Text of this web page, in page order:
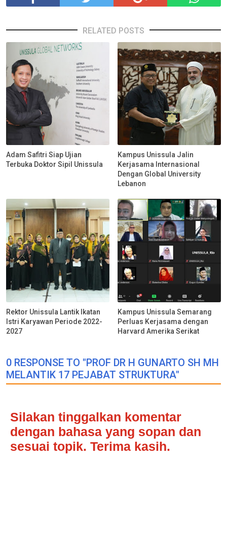
RELATED POSTS
Adam Safitri Siap Ujian
Terbuka Doktor Sipil Unissula
Kampus Unissula Jalin
Kerjasama Internasional
Dengan Global University
Lebanon
Rektor Unissula Lantik Ikatan
Istri Karyawan Periode 2022-
2027
Kampus Unissula Semarang
Perluas Kerjasama dengan
Harvard Amerika Serikat
0 RESPONSE TO "PROF DR H GUNARTO SH MH
MELANTIK 17 PEJABAT STRUKTURA"
Silakan tinggalkan komentar
dengan bahasa yang sopan dan
sesuai topik. Terima kasih.